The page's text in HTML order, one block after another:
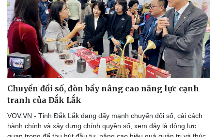
Chuyển đổi số, đòn bẩy nâng cao năng lực cạnh
tranh của Đắk Lắk
VOV.VN - Tỉnh Đắk Lắk đang đẩy mạnh chuyển đổi số, cải cách
hành chính và xây dựng chính quyền số, xem đây là động lực